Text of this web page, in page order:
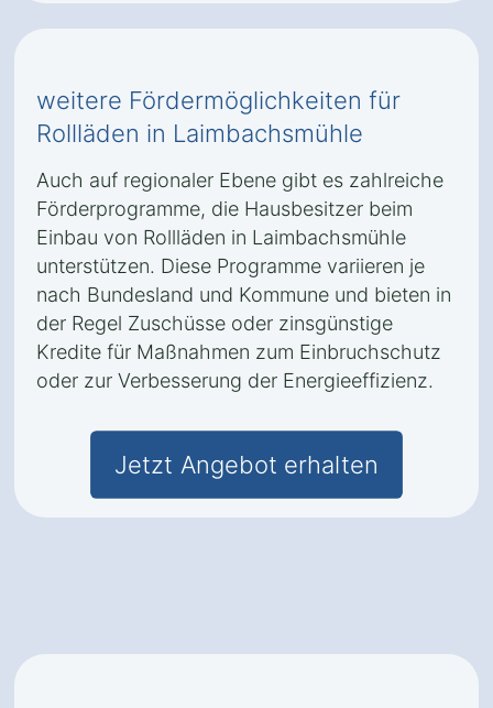
weitere Fördermöglichkeiten für
Rollläden in Laimbachsmühle
Auch auf regionaler Ebene gibt es zahlreiche
Förderprogramme, die Hausbesitzer beim
Einbau von Rollläden in Laimbachsmühle
unterstützen. Diese Programme variieren je
nach Bundesland und Kommune und bieten in
der Regel Zuschüsse oder zinsgünstige
Kredite für Maßnahmen zum Einbruchschutz
oder zur Verbesserung der Energieeffizienz.
Jetzt Angebot erhalten